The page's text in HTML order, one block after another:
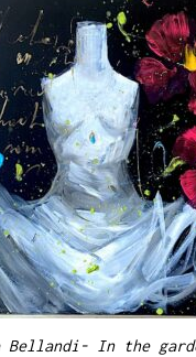
Bellandi- In the